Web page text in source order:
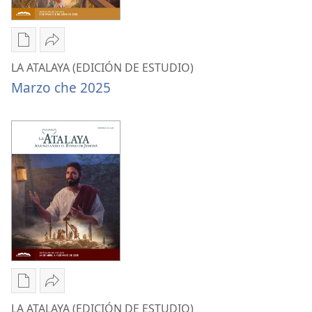
Nhak
wak
de
ATALAYA
(EDICIÓN
DE
ESTUDIO)
Marzo
che 2025
Compartir
LA
ATALAYA
(EDICIÓN
ESTUDIO)
Marzo
che 2025
LA ATALAYA (EDICIÓN DE ESTUDIO)
Marzo che 2025
Nhak
wak
Compartir
LA
LA ATALAYA (EDICIÓN DE ESTUDIO)